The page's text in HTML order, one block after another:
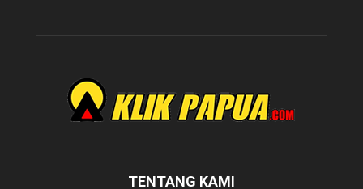
TENTANG KAMI